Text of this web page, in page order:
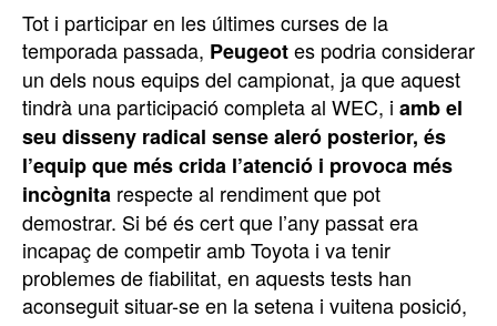
Tot i participar en les últimes curses de la
temporada passada, Peugeotes podria considerar
un dels nous equips del campionat, ja que aquest
tindrà una participació completa al WEC, i amb el
seu disseny radical sense aleró posterior, és
l’equip que més crida l’atenció i provoca més
incògnita respecte al rendiment que pot
demostrar. Si bé és cert que l’any passat era
incapaç de competir amb Toyota i va tenir
problemes de fiabilitat, en aquests tests han
aconseguit situar-se en la setena i vuitena posició,